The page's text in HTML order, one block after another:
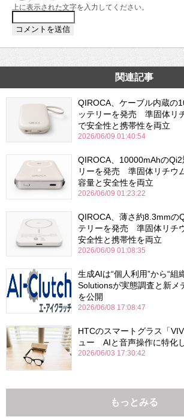
上に表示された文字を入力してください。
関連記事
QIROCA、ケーブル内蔵の
ッテリーを発売 準固体リ
で安全性と携帯性を両立
2026/06/09 01:40:54
QIROCA、10000mAhの
リーを発売 準固体リチウ
容量と安全性を両立
2026/06/09 01:23:22
QIROCA、薄さ約8.3mmの
テリーを発売 準固体リチ
安全性と携帯性を両立
2026/06/09 01:08:35
生成AIは“個人利用”から“
Solutionsが実態調査と新メ
を公開
2026/06/08 17:08:47
HTCのスマートグラス「
ュー AIと音声操作に特化
2026/06/03 17:30:42
もっとみる